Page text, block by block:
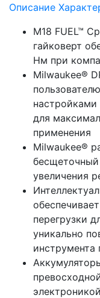
Описание
M18 FUEL™
гайковерт
Нм при
Milwaukee®
для
применения
Milwaukee®
бесщеточный
увеличения
перегрузки
уникально
инструмента